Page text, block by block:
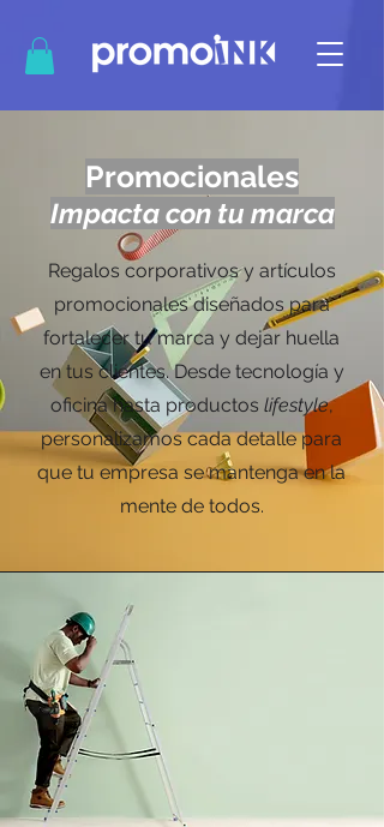
Promocionales
Impacta con tu marca
Regalos corporativos y artículos
promocionales diseñados para
fortalecer tu marca y dejar huella
en tus clientes. Desde tecnología y
oficina hasta productos lifestyle,
personalizamos cada detalle para
que tu empresa se mantenga en la
mente de todos.